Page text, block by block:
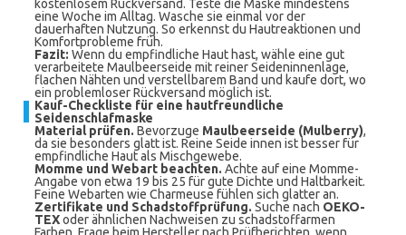
kostenlosem Rückversand. Teste die Maske mindestens
eine Woche im Alltag. Wasche sie einmal vor der
dauerhaften Nutzung. So erkennst du Hautreaktionen und
Komfortprobleme früh.
Fazit: Wenn du empfindliche Haut hast, wähle eine gut
verarbeitete Maulbeerseide mit reiner Seideninnenlage,
flachen Nähten und verstellbarem Band und kaufe dort, wo
ein problemloser Rückversand möglich ist.
Kauf-Checkliste für eine hautfreundliche
Seidenschlafmaske
Material prüfen. Bevorzuge Maulbeerseide (Mulberry),
da sie besonders glatt ist. Reine Seide innen ist besser für
empfindliche Haut als Mischgewebe.
Momme und Webart beachten. Achte auf eine Momme-
Angabe von etwa 19 bis 25 für gute Dichte und Haltbarkeit.
Feine Webarten wie Charmeuse fühlen sich glatter an.
Zertifikate und Schadstoffprüfung. Suche nach OEKO-
TEXoder ähnlichen Nachweisen zu schadstoffarmen